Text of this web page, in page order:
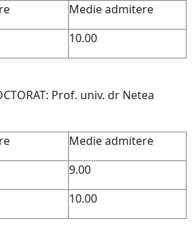
Medie admitere
10.00
Prof. univ. dr Netea
Medie admitere
9.00
10.00